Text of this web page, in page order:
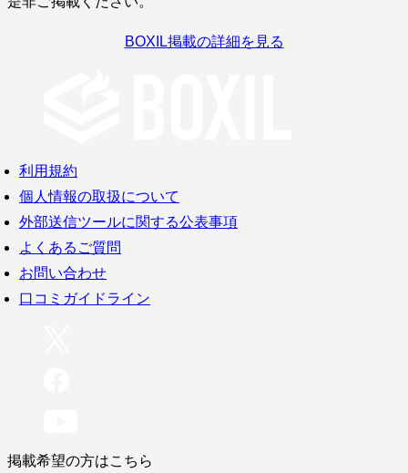
BOXIL掲載の詳細を見る
利用規約
個人情報の取扱について
外部送信ツールに関する公表事項
よくあるご質問
お問い合わせ
口コミガイドライン
掲載希望の方はこちら